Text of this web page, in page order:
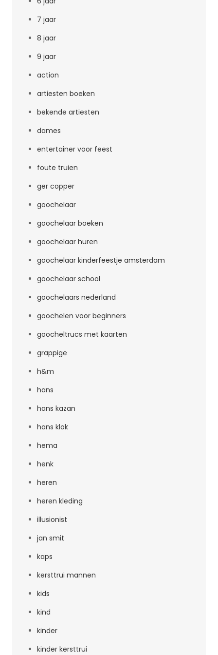
7 jaar
8 jaar
9 jaar
action
artiesten boeken
bekende artiesten
dames
entertainer voor feest
foute truien
ger copper
goochelaar
goochelaar boeken
goochelaar huren
goochelaar kinderfeestje amsterdam
goochelaar school
goochelaars nederland
goochelen voor beginners
goocheltrucs met kaarten
grappige
h&m
hans
hans kazan
hans klok
hema
henk
heren
heren kleding
illusionist
jan smit
kaps
kersttrui mannen
kids
kind
kinder
kinder kersttrui